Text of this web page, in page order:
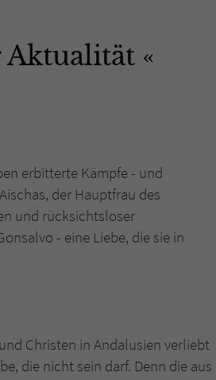
Aktualität
erbitterte Kämpfe - und
der Hauptfrau des
und rücksichtsloser
- eine Liebe, die sie in
Christen in Andalusien verliebt
die nicht sein darf. Denn die aus
Couch Medien GmbH & Co. KG
des Kontaktformulars zu